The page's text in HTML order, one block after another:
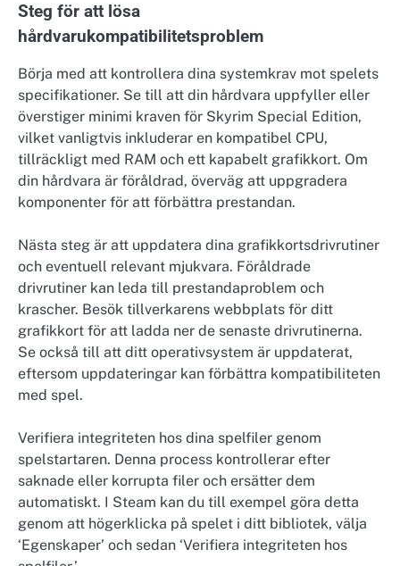
Steg för att lösa
hårdvarukompatibilitetsproblem
Börja med att kontrollera dina systemkrav mot spelets
specifikationer. Se till att din hårdvara uppfyller eller
överstiger minimi kraven för Skyrim Special Edition,
vilket vanligtvis inkluderar en kompatibel CPU,
tillräckligt med RAM och ett kapabelt grafikkort. Om
din hårdvara är föråldrad, överväg att uppgradera
komponenter för att förbättra prestandan.
Nästa steg är att uppdatera dina grafikkortsdrivrutiner
och eventuell relevant mjukvara. Föråldrade
drivrutiner kan leda till prestandaproblem och
krascher. Besök tillverkarens webbplats för ditt
grafikkort för att ladda ner de senaste drivrutinerna.
Se också till att ditt operativsystem är uppdaterat,
eftersom uppdateringar kan förbättra kompatibiliteten
med spel.
Verifiera integriteten hos dina spelfiler genom
spelstartaren. Denna process kontrollerar efter
saknade eller korrupta filer och ersätter dem
automatiskt. I Steam kan du till exempel göra detta
genom att högerklicka på spelet i ditt bibliotek, välja
‘Egenskaper’ och sedan ‘Verifiera integriteten hos